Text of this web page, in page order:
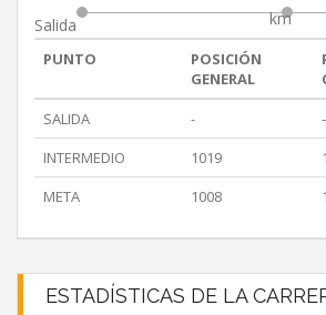
Salida
km
PUNTO
POSICIÓN
GENERAL
SALIDA
-
-
INTERMEDIO
1019
META
1008
ESTADÍSTICAS DE LA